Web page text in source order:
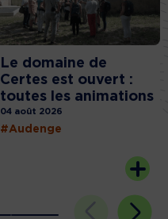
Le domaine de
Certes est ouvert :
toutes les animations
04 août 2026
#Audenge